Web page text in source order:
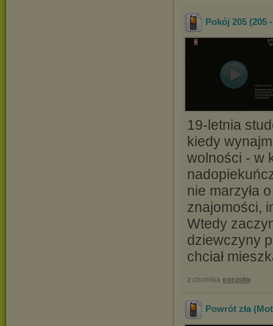
Pokój 205 (205
19-letnia
kiedy
wolności - w
nie marzyła
znajomości,
Wtedy
dziewczyny
chciał
z chomika exezolw
Powrót zła